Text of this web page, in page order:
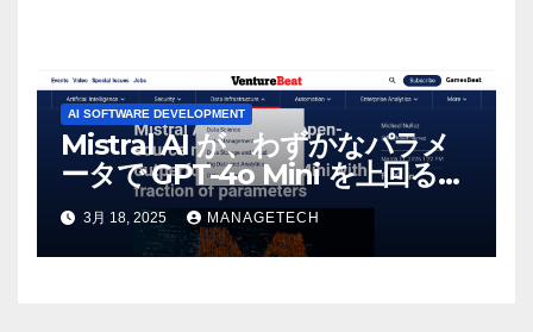
AI SOFTWARE DEVELOPMENT
Mistral AI が、わずかなパラメ
ータで GPT-4o Mini を上回る新
しいオープンソース モデルをリ
リース | VentureBeat
3月 18, 2025 MANAGETECH